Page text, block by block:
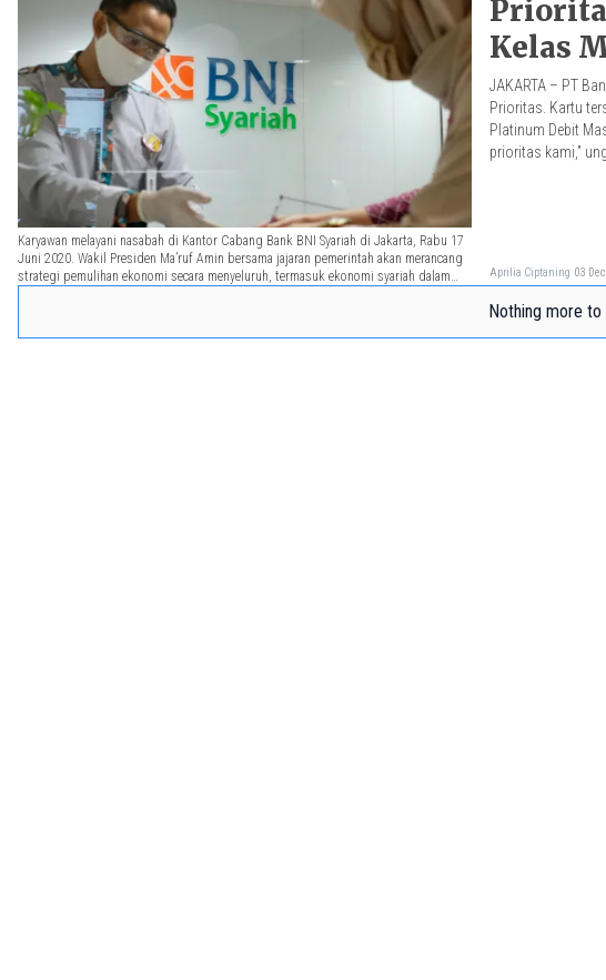
Kelas
JAKARTA – PT
Prioritas. Kartu
Platinum Debit
prioritas kami,”
Aprilia Ciptaning 03
Karyawan melayani nasabah di Kantor Cabang Bank BNI Syariah di Jakarta, Rabu 17
Juni 2020. Wakil Presiden Ma’ruf Amin bersama jajaran pemerintah akan merancang
strategi pemulihan ekonomi secara menyeluruh, termasuk ekonomi syariah dalam
Nothing more to